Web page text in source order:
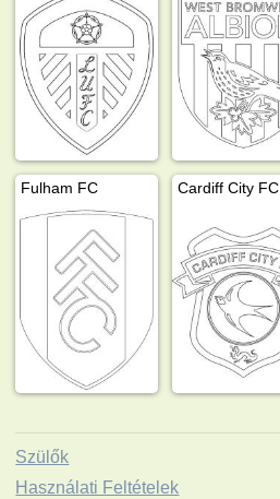
Fulham FC Cardiff City FC
Szülők
Használati Feltételek